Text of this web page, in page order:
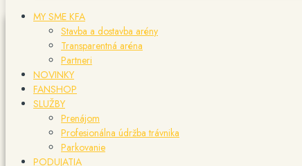
MY SME KFA
Stavba a dostavba arény
Transparentná aréna
Partneri
NOVINKY
FANSHOP
SLUŽBY
Prenájom
Profesionálna údržba trávnika
Parkovanie
PODUJATIA